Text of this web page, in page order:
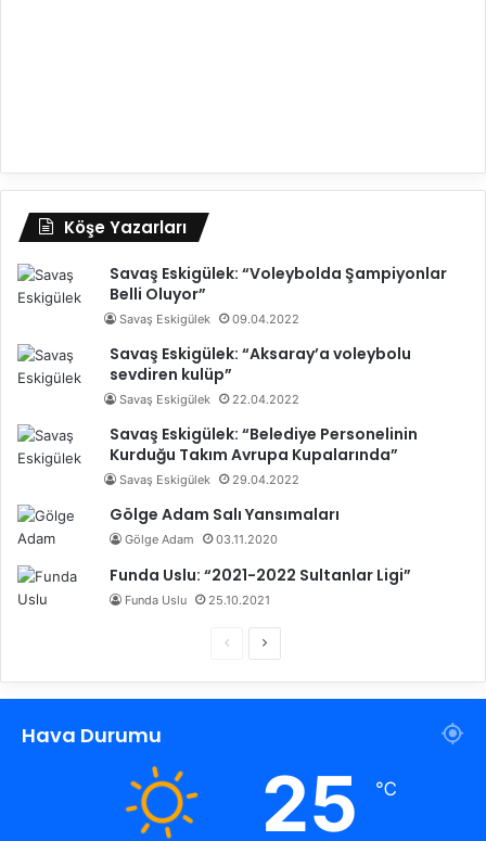
Köşe Yazarları
Savaş Eskigülek: “Voleybolda Şampiyonlar
Belli Oluyor”
Savaş Eskigülek 09.04.2022
Savaş Eskigülek: “Aksaray’a voleybolu
sevdiren kulüp”
Savaş Eskigülek 22.04.2022
Savaş Eskigülek: “Belediye Personelinin
Kurduğu Takım Avrupa Kupalarında”
Savaş Eskigülek 29.04.2022
Gölge Adam Salı Yansımaları
Gölge Adam 03.11.2020
Funda Uslu: “2021-2022 Sultanlar Ligi”
Funda Uslu 25.10.2021
c
n
k
i
Hava Durumu
25 ℃